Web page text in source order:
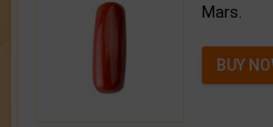
Mars.
BUY